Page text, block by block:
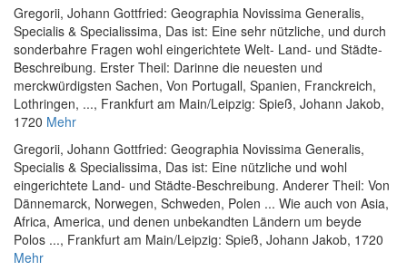
Gregorii, Johann Gottfried: Geographia Novissima Generalis,
Specialis & Specialissima, Das ist: Eine sehr nützliche, und durch
sonderbahre Fragen wohl eingerichtete Welt- Land- und Städte-
Beschreibung. Erster Theil: Darinne die neuesten und
merckwürdigsten Sachen, Von Portugall, Spanien, Franckreich,
Lothringen, ..., Frankfurt am Main/Leipzig: Spieß, Johann Jakob,
1720 Mehr
Gregorii, Johann Gottfried: Geographia Novissima Generalis,
Specialis & Specialissima, Das ist: Eine nützliche und wohl
eingerichtete Land- und Städte-Beschreibung. Anderer Theil: Von
Dännemarck, Norwegen, Schweden, Polen ... Wie auch von Asia,
Africa, America, und denen unbekandten Ländern um beyde
Polos ..., Frankfurt am Main/Leipzig: Spieß, Johann Jakob, 1720
Mehr